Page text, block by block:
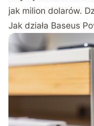
jak milion dolarów.
Jak działa Baseus